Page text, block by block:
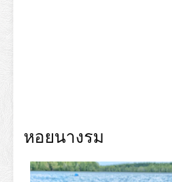
หอยนางรม